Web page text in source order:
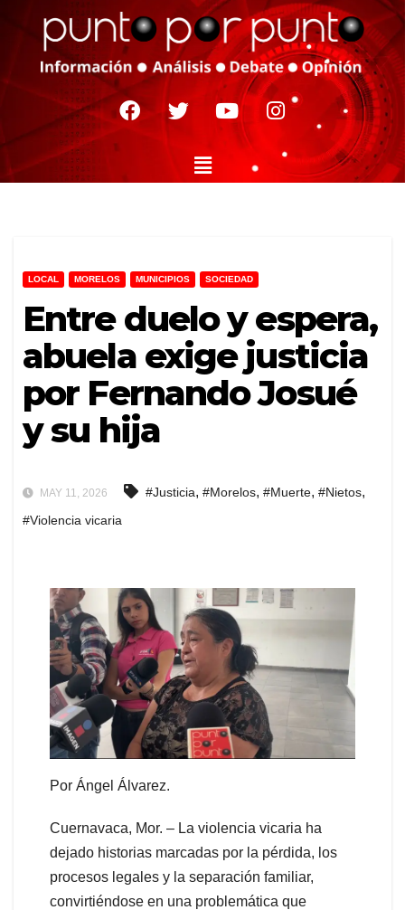
LOCAL MORELOS MUNICIPIOS SOCIEDAD
Entre duelo y espera,
abuela exige justicia
por Fernando Josué
y su hija
MAY 11, 2026 #Justicia, #Morelos, #Muerte, #Nietos,
#Violencia vicaria
Por Ángel Álvarez.
Cuernavaca, Mor. – La violencia vicaria ha
dejado historias marcadas por la pérdida, los
procesos legales y la separación familiar,
convirtiéndose en una problemática que